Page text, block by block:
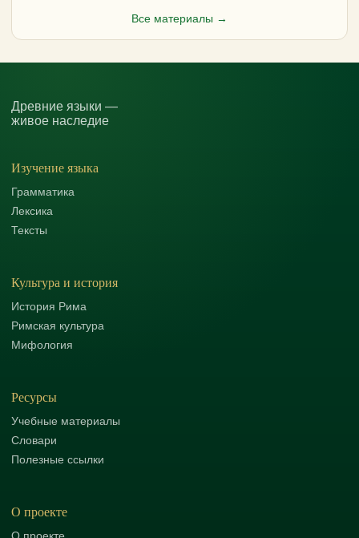
Все материалы →
Древние языки —
живое наследие
Изучение языка
Грамматика
Лексика
Тексты
Культура и история
История Рима
Римская культура
Мифология
Ресурсы
Учебные материалы
Словари
Полезные ссылки
О проекте
О проекте